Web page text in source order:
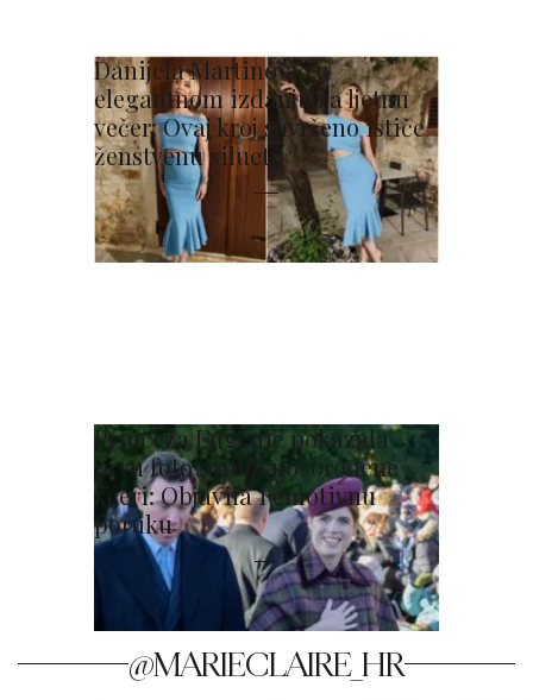
Danijela Martinović u
elegantnom izdanju za ljetnu
večer: Ovaj kroj savršeno ističe
ženstvenu siluetu
Princeza Eugenie pokazala
prvu fotografiju novorođene
kćeri: Objavila i emotivnu
poruku
@MARIECLAIRE_HR